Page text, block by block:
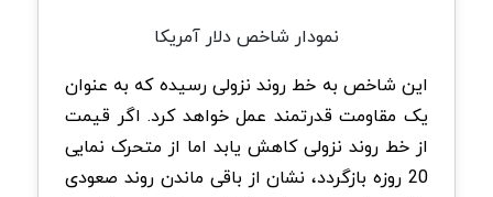
نمودار شاخص دلار آمریکا
این شاخص به خط روند نزولی رسیده که به عنوان
یک مقاومت قدرتمند عمل خواهد کرد. اگر قیمت
از خط روند نزولی کاهش یابد اما از متحرک نمایی
20 روزه بازگردد، نشان از باقی ماندن روند صعودی